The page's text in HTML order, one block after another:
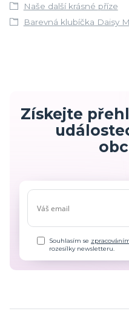
Naše další krásné příze
Barevná klubíčka Daisy
Získejte
Souhlasím se
rozesílky newsletteru.